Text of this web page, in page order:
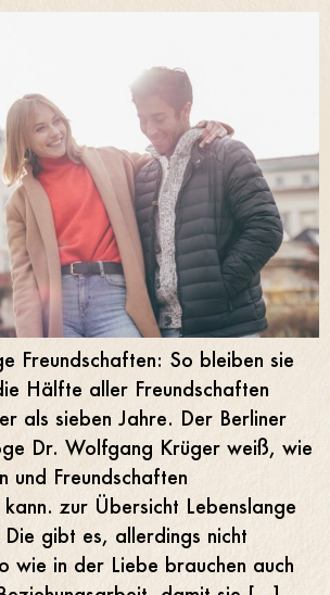
Freundschaften: So bleiben sie
Hälfte aller Freundschaften
als sieben Jahre. Der Berliner
Dr. Wolfgang Krüger weiß, wie
und Freundschaften
zur Übersicht Lebenslange
Die gibt es, allerdings nicht
wie in der Liebe brauchen auch